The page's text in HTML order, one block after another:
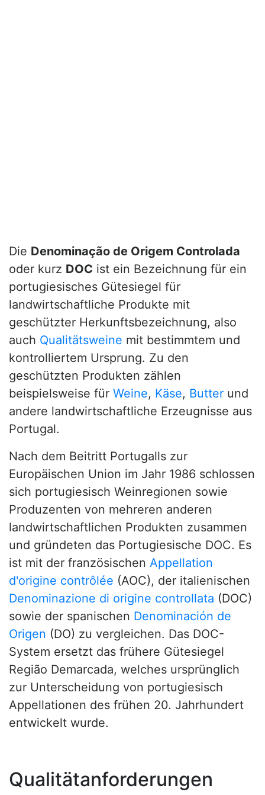
Die Denominação de Origem Controlada
oder kurz DOC ist ein Bezeichnung für ein
portugiesisches Gütesiegel für
landwirtschaftliche Produkte mit
geschützter Herkunftsbezeichnung, also
auch Qualitätsweine mit bestimmtem und
kontrolliertem Ursprung. Zu den
geschützten Produkten zählen
beispielsweise für Weine, Käse, Butter und
andere landwirtschaftliche Erzeugnisse aus
Portugal.
Nach dem Beitritt Portugalls zur
Europäischen Union im Jahr 1986 schlossen
sich portugiesisch Weinregionen sowie
Produzenten von mehreren anderen
landwirtschaftlichen Produkten zusammen
und gründeten das Portugiesische DOC. Es
ist mit der französischen Appellation
d'origine contrôlée (AOC), der italienischen
Denominazione di origine controllata (DOC)
sowie der spanischen Denominación de
Origen (DO) zu vergleichen. Das DOC-
System ersetzt das frühere Gütesiegel
Região Demarcada, welches ursprünglich
zur Unterscheidung von portugiesisch
Appellationen des frühen 20. Jahrhundert
entwickelt wurde.
Qualitätanforderungen